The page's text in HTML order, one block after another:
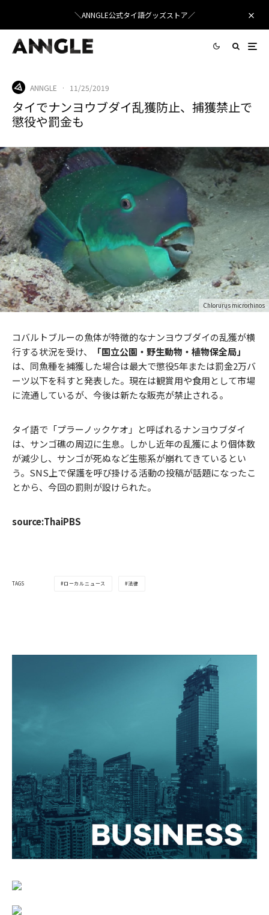
＼ANNGLE公式タイ語グッズストア／
ANNGLE · 11/25/2019
タイでナンヨウブダイ乱獲防止、捕獲禁止で
懲役や罰金も
Chlorurus microrhinos
コバルトブルーの魚体が特徴的なナンヨウブダイの乱獲が横
行する状況を受け、
「国立公園・野生動物・植物保全局」
は、同魚種を捕獲した場合は最大で懲役5年または罰金2万バ
ーツ以下を科すと発表した。現在は観賞用や食用として市場
に流通しているが、今後は新たな販売が禁止される。
タイ語で「プラーノックケオ」と呼ばれるナンヨウブダイ
は、サンゴ礁の周辺に生息。しかし近年の乱獲により個体数
が減少し、サンゴが死ぬなど生態系が崩れてきているとい
う。SNS上で保護を呼び掛ける活動の投稿が話題になったこ
とから、今回の罰則が設けられた。
source:ThaiPBS
TAGS ローカルニュース 法律